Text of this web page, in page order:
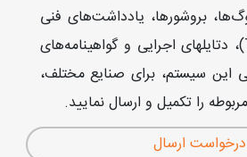
بروشورها، یادداشت‌های فنی
(Technical Note)، دتایلهای اجرایی و گواهینامه‌های
این سیستم، برای صنایع مختلف،
را تکمیل و ارسال نمایید.
درخواست ارسال